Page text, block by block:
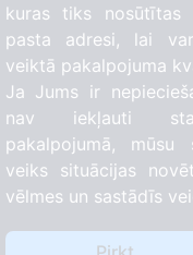
kuras tiks
pasta adresi, lai
veiktā pakalpojuma
Ja Jums ir
nav iekļauti
pakalpojumā, mūsu
veiks situācijas
vēlmes un sastādīs